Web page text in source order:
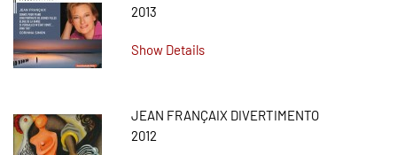
2013
Show Details
JEAN FRANÇAIX DIVERTIMENTO
2012